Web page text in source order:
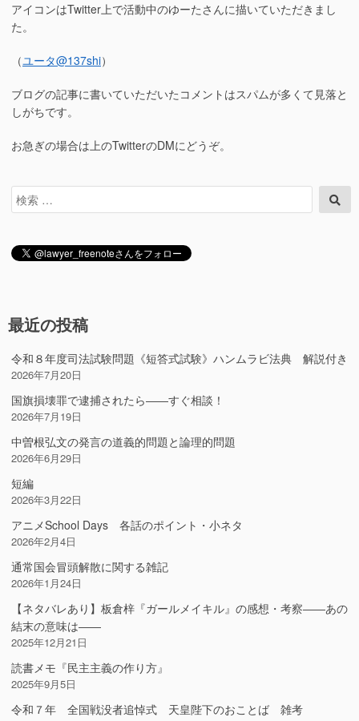
アイコンはTwitter上で活動中のゆーたさんに描いていただきまし
た。
（ユータ@137shi）
ブログの記事に書いていただいたコメントはスパムが多くて見落と
しがちです。
お急ぎの場合は上のTwitterのDMにどうぞ。
検
索
索
最近の投稿
令和８年度司法試験問題《短答式試験》ハンムラビ法典 解説付き
2026年7月20日
国旗損壊罪で逮捕されたら――すぐ相談！
2026年7月19日
中曽根弘文の発言の道義的問題と論理的問題
2026年6月29日
短編
2026年3月22日
アニメSchool Days 各話のポイント・小ネタ
2026年2月4日
通常国会冒頭解散に関する雑記
2026年1月24日
【ネタバレあり】板倉梓『ガールメイキル』の感想・考察――あの
結末の意味は――
2025年12月21日
読書メモ『民主主義の作り方』
2025年9月5日
令和７年 全国戦没者追悼式 天皇陛下のおことば 雑考